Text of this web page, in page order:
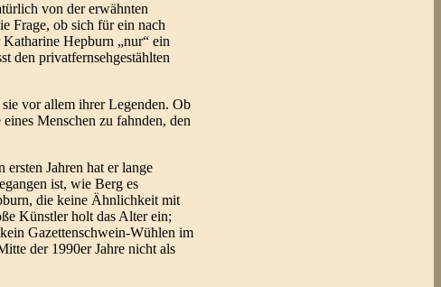
von der erwähnten
Frage, ob sich für ein nach
Hepburn „nur“ ein
den privatfernsehgestählten
vor allem ihrer Legenden. Ob
Menschen zu fahnden, den
Jahren hat er lange
ist, wie Berg es
die keine Ähnlichkeit mit
Künstler holt das Alter ein;
Gazettenschwein-Wühlen im
der 1990er Jahre nicht als